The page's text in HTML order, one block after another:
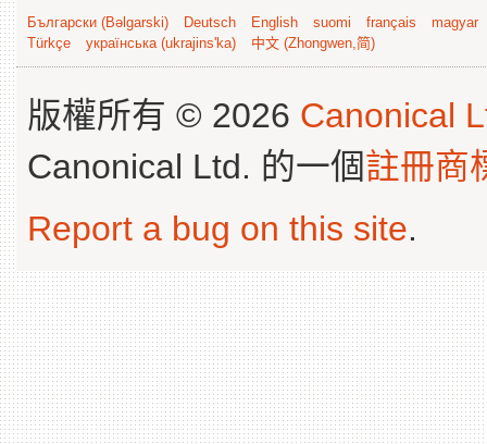
Български (Bəlgarski) Deutsch English suomi français
magyar
Türkçe
українська (ukrajins'ka) 中文 (Zhongwen,简)
版權所有 © 2026 Canonical
Canonical Ltd. 的一個註冊商
Report a bug on this site.